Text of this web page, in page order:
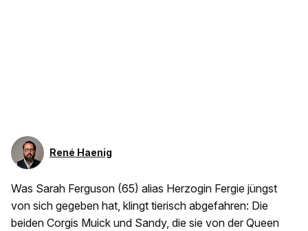
René Haenig
Was Sarah Ferguson (65) alias Herzogin Fergie jüngst
von sich gegeben hat, klingt tierisch abgefahren: Die
beiden Corgis Muick und Sandy, die sie von der Queen